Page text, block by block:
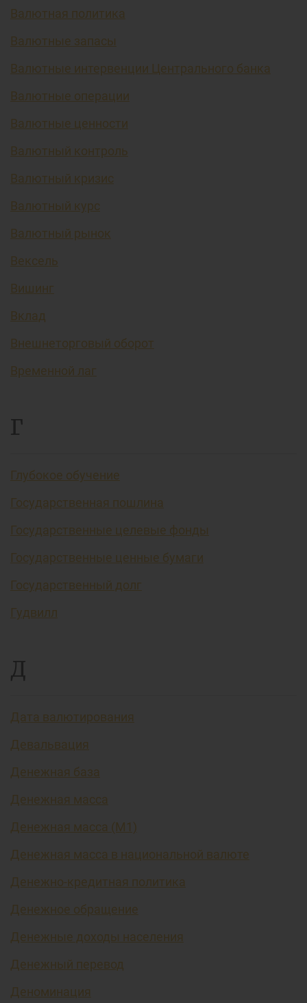
Валютная политика
Валютные запасы
Валютные интервенции Центрального банка
Валютные операции
Валютные ценности
Валютный контроль
Валютный кризис
Валютный курс
Валютный рынок
Вексель
Вишинг
Вклад
Внешнеторговый оборот
Временной лаг
Г
Глубокое обучение
Государственная пошлина
Государственные целевые фонды
Государственные ценные бумаги
Государственный долг
Гудвилл
Д
Дата валютирования
Девальвация
Денежная база
Денежная масса
Денежная масса (М1)
Денежная масса в национальной валюте
Денежно-кредитная политика
Денежное обращение
Денежные доходы населения
Денежный перевод
Деноминация